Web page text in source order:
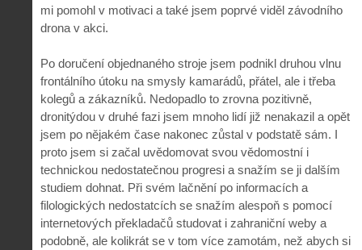
mi pomohl v motivaci a také jsem poprvé viděl závodního
drona v akci.
Po doručení objednaného stroje jsem podnikl druhou vlnu
frontálního útoku na smysly kamarádů, přátel, ale i třeba
kolegů a zákazníků. Nedopadlo to zrovna pozitivně,
dronitýdou v druhé fazi jsem mnoho lidí již nenakazil a opět
jsem po nějakém čase nakonec zůstal v podstatě sám. I
proto jsem si začal uvědomovat svou vědomostní i
technickou nedostatečnou progresi a snažím se ji dalším
studiem dohnat. Při svém lačnění po informacích a
filologických nedostatcích se snažím alespoň s pomocí
internetových překladačů studovat i zahraniční weby a
podobně, ale kolikrát se v tom více zamotám, než abych si